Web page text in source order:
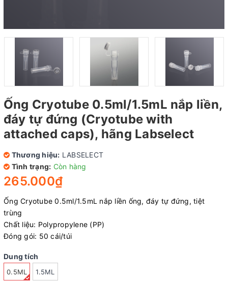
Ống Cryotube 0.5ml/1.5mL nắp liền,
đáy tự đứng (Cryotube with
attached caps), hãng Labselect
Thương hiệu: LABSELECT
Tình trạng: Còn hàng
265.000₫
Ống Cryotube 0.5ml/1.5mL nắp liền ống, đáy tự đứng, tiệt
trùng
Chất liệu: Polypropylene (PP)
Đóng gói: 50 cái/túi
Dung tích
0.5ML 1.5ML